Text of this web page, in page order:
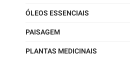
ÓLEOS ESSENCIAIS
PAISAGEM
PLANTAS MEDICINAIS